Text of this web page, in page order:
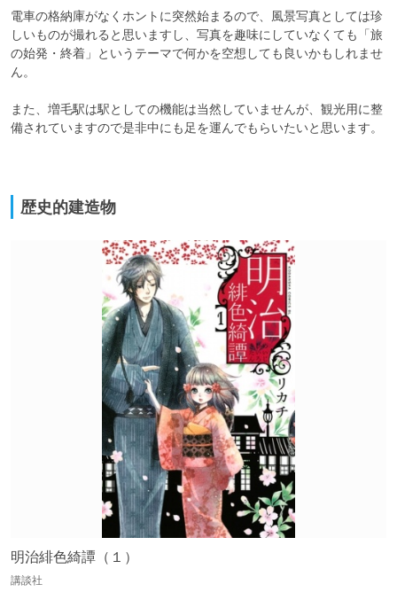
電車の格納庫がなくホントに突然始まるので、風景写真としては珍
しいものが撮れると思いますし、写真を趣味にしていなくても「旅
の始発・終着」というテーマで何かを空想しても良いかもしれませ
ん。
また、増毛駅は駅としての機能は当然していませんが、観光用に整
備されていますので是非中にも足を運んでもらいたいと思います。
歴史的建造物
明治緋色綺譚（１）
講談社